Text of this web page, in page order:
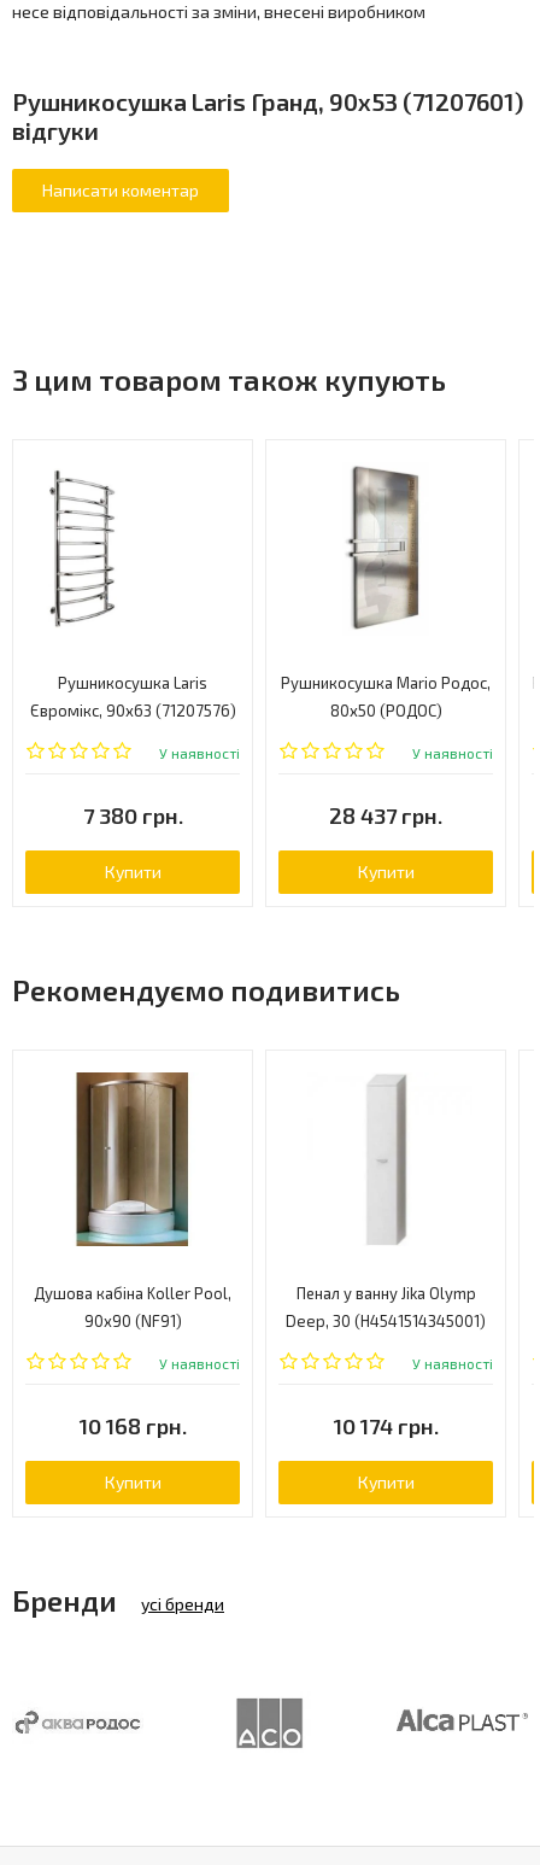
несе відповідальності за зміни, внесені виробником
Рушникосушка Laris Гранд, 90x53 (71207601)
відгуки
З цим товаром також купують
Рушникосушка Laris
Євромікс, 90x63 (71207576)
У наявності
7 380 грн.
Купити
Рушникосушка Mario Родос,
80x50 (РОДОС)
У наявності
28 437 грн.
Купити
Рекомендуємо подивитись
Душова кабіна Koller Pool,
90x90 (NF91)
У наявності
10 168 грн.
Купити
Пенал у ванну Jika Olymp
Deep, 30 (H4541514345001)
У наявності
10 174 грн.
Купити
Бренди усі бренди